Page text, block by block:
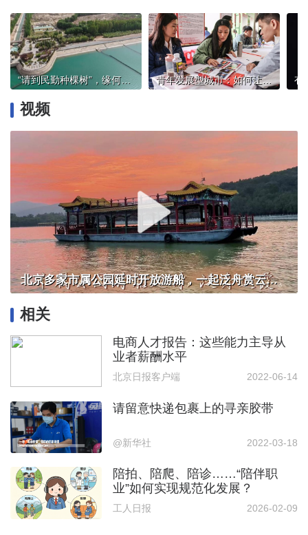
“请到民勤种棵树”，缘何吸引数万青年志愿者 青年发展型城市：如何让城市“更懂”青年
视频
北京多家市属公园延时开放游船，一起泛舟赏云霞！
相关
电商人才报告：这些能力主导从
业者薪酬水平
北京日报客户端 2022-06-14
请留意快递包裹上的寻亲胶带
@新华社 2022-03-18
陪拍、陪爬、陪诊……“陪伴职
业”如何实现规范化发展？
工人日报 2026-02-09